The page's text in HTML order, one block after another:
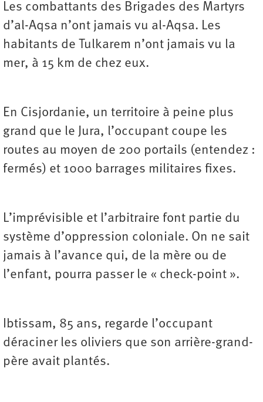
Les combattants des Brigades des Martyrs
d’al-Aqsa n’ont jamais vu al-Aqsa. Les
habitants de Tulkarem n’ont jamais vu la
mer, à 15 km de chez eux.
En Cisjordanie, un territoire à peine plus
grand que le Jura, l’occupant coupe les
routes au moyen de 200 portails (entendez :
fermés) et 1000 barrages militaires fixes.
L’imprévisible et l’arbitraire font partie du
système d’oppression coloniale. On ne sait
jamais à l’avance qui, de la mère ou de
l’enfant, pourra passer le « check-point ».
Ibtissam, 85 ans, regarde l’occupant
déraciner les oliviers que son arrière-grand-
père avait plantés.